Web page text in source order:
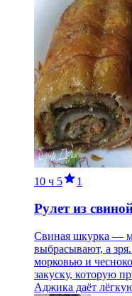
10 ч 5 1
Рулет из
Свиная шкурка —
выбрасывают, а
морковью и
закуску, которую
Аджика даёт